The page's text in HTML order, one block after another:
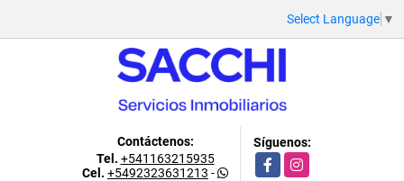
Select Language ▼
Contáctenos:
Tel. +541163215935
Cel. +5492323631213 -
Síguenos:
FacebookInstagram